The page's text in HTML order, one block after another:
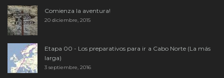
Comienza la aventura!
20 diciembre, 2015
Etapa 00 - Los preparativos para ir a Cabo Norte (La más
larga)
3 septiembre, 2016